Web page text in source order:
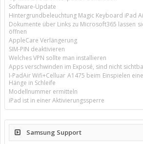
Software-Update
Hintergrundbeleuchtung Magic Keyboard iPad
Dokumente über Links zu Microsoft365 lassen
öffnen
AppleCare Verlängerung
SIM-PIN deaktivieren
Welches VPN sollte man installieren
Apps verschwinden im Exposé, sind nicht
I-PadAir Wifi+Celluar A1475 beim Einspielen
Hänge in Schleife
Modellnummer ermitteln
iPad ist in einer Aktivierungssperre
Samsung Support